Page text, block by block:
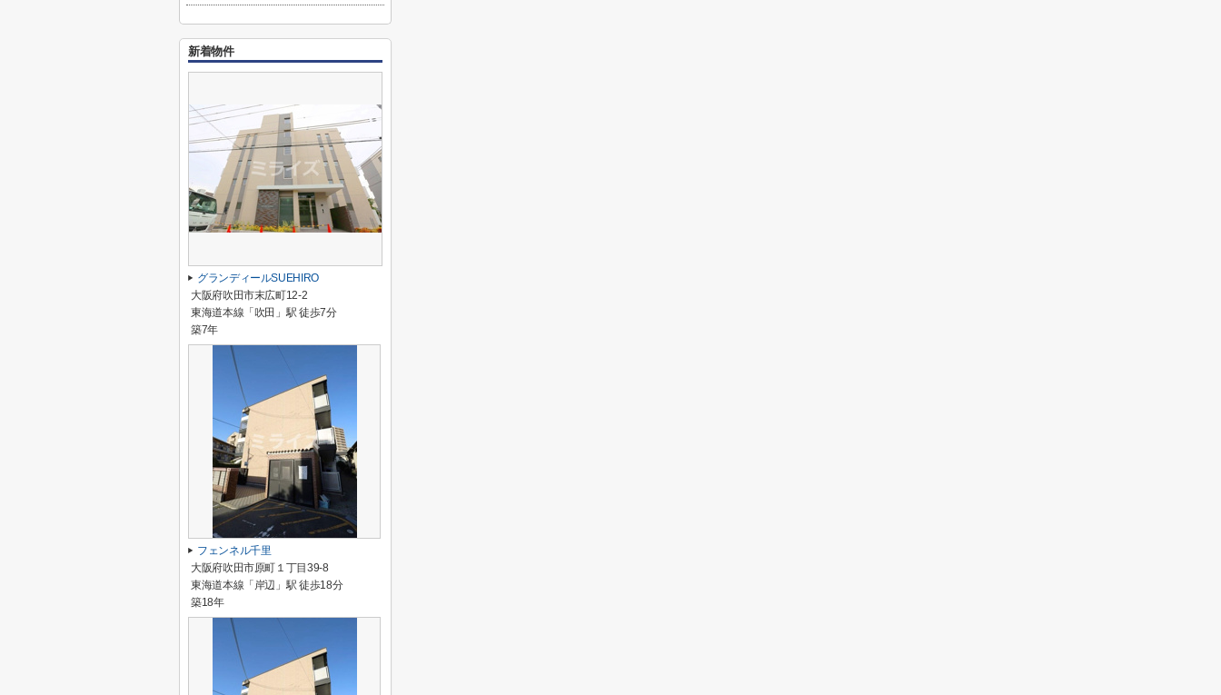
新着物件
グランディールSUEHIRO
大阪府吹田市末広町12-2
東海道本線「吹田」駅 徒歩7分
築7年
フェンネル千里
大阪府吹田市原町１丁目39-8
東海道本線「岸辺」駅 徒歩18分
築18年